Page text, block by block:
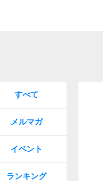
すべて
メルマガ
イベント
ランキング